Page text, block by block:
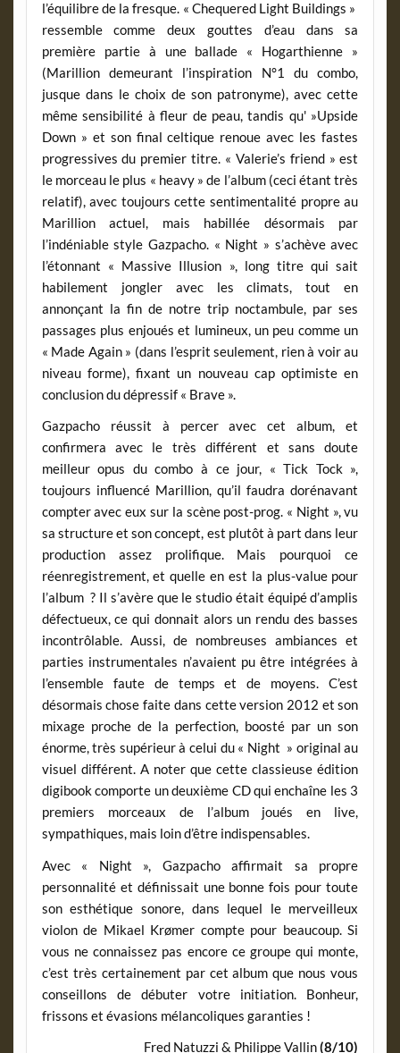
l’équilibre de la fresque. « Chequered Light Buildings »
ressemble comme deux gouttes d’eau dans sa
première partie à une ballade « Hogarthienne »
(Marillion demeurant l’inspiration N°1 du combo,
jusque dans le choix de son patronyme), avec cette
même sensibilité à fleur de peau, tandis qu' »Upside
Down » et son final celtique renoue avec les fastes
progressives du premier titre. « Valerie’s friend » est
le morceau le plus « heavy » de l’album (ceci étant très
relatif), avec toujours cette sentimentalité propre au
Marillion actuel, mais habillée désormais par
l’indéniable style Gazpacho. « Night » s’achève avec
l’étonnant « Massive Illusion », long titre qui sait
habilement jongler avec les climats, tout en
annonçant la fin de notre trip noctambule, par ses
passages plus enjoués et lumineux, un peu comme un
« Made Again » (dans l’esprit seulement, rien à voir au
niveau forme), fixant un nouveau cap optimiste en
conclusion du dépressif « Brave ».
Gazpacho réussit à percer avec cet album, et
confirmera avec le très différent et sans doute
meilleur opus du combo à ce jour, « Tick Tock »,
toujours influencé Marillion, qu’il faudra dorénavant
compter avec eux sur la scène post-prog. « Night », vu
sa structure et son concept, est plutôt à part dans leur
production assez prolifique. Mais pourquoi ce
réenregistrement, et quelle en est la plus-value pour
l’album ? Il s’avère que le studio était équipé d’amplis
défectueux, ce qui donnait alors un rendu des basses
incontrôlable. Aussi, de nombreuses ambiances et
parties instrumentales n’avaient pu être intégrées à
l’ensemble faute de temps et de moyens. C’est
désormais chose faite dans cette version 2012 et son
mixage proche de la perfection, boosté par un son
énorme, très supérieur à celui du « Night » original au
visuel différent. A noter que cette classieuse édition
digibook comporte un deuxième CD qui enchaîne les 3
premiers morceaux de l’album joués en live,
sympathiques, mais loin d’être indispensables.
Avec « Night », Gazpacho affirmait sa propre
personnalité et définissait une bonne fois pour toute
son esthétique sonore, dans lequel le merveilleux
violon de Mikael Krømer compte pour beaucoup. Si
vous ne connaissez pas encore ce groupe qui monte,
c’est très certainement par cet album que nous vous
conseillons de débuter votre initiation. Bonheur,
frissons et évasions mélancoliques garanties !
Fred Natuzzi & Philippe Vallin(8/10)